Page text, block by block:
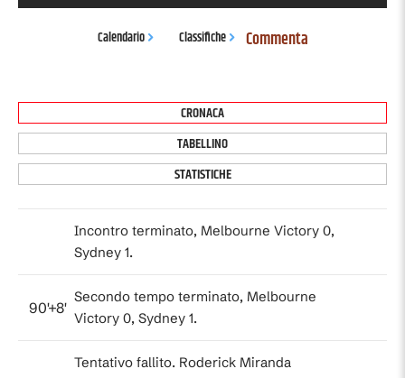
Calendario Classifiche Commenta
CRONACA
TABELLINO
STATISTICHE
Incontro terminato, Melbourne Victory 0,
Sydney 1.
90'+8'
Secondo tempo terminato, Melbourne
Victory 0, Sydney 1.
Tentativo fallito. Roderick Miranda